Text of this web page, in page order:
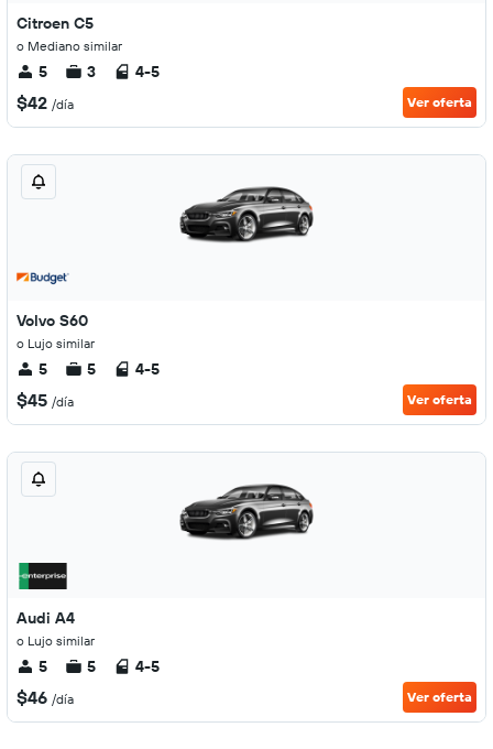
Citroen C5
o Mediano similar
5 3 4-5
$42 /día Ver oferta
Volvo S60
o Lujo similar
5 5 4-5
$45 /día Ver oferta
Audi A4
o Lujo similar
5 5 4-5
$46 /día Ver oferta